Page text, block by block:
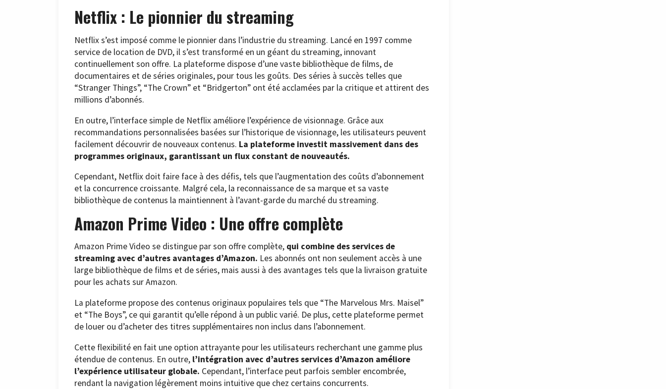
Netflix : Le pionnier du streaming
Netflix s’est imposé comme le pionnier dans l’industrie du streaming. Lancé en 1997 comme
service de location de DVD, il s’est transformé en un géant du streaming, innovant
continuellement son offre. La plateforme dispose d’une vaste bibliothèque de films, de
documentaires et de séries originales, pour tous les goûts. Des séries à succès telles que
“Stranger Things”, “The Crown” et “Bridgerton” ont été acclamées par la critique et attirent des
millions d’abonnés.
En outre, l’interface simple de Netflix améliore l’expérience de visionnage. Grâce aux
recommandations personnalisées basées sur l’historique de visionnage, les utilisateurs peuvent
facilement découvrir de nouveaux contenus. La plateforme investit massivement dans des
programmes originaux, garantissant un flux constant de nouveautés.
Cependant, Netflix doit faire face à des défis, tels que l’augmentation des coûts d’abonnement
et la concurrence croissante. Malgré cela, la reconnaissance de sa marque et sa vaste
bibliothèque de contenus la maintiennent à l’avant-garde du marché du streaming.
Amazon Prime Video : Une offre complète
Amazon Prime Video se distingue par son offre complète, qui combine des services de
streaming avec d’autres avantages d’Amazon. Les abonnés ont non seulement accès à une
large bibliothèque de films et de séries, mais aussi à des avantages tels que la livraison gratuite
pour les achats sur Amazon.
La plateforme propose des contenus originaux populaires tels que “The Marvelous Mrs. Maisel”
et “The Boys”, ce qui garantit qu’elle répond à un public varié. De plus, cette plateforme permet
de louer ou d’acheter des titres supplémentaires non inclus dans l’abonnement.
Cette flexibilité en fait une option attrayante pour les utilisateurs recherchant une gamme plus
étendue de contenus. En outre, l’intégration avec d’autres services d’Amazon améliore
l’expérience utilisateur globale. Cependant, l’interface peut parfois sembler encombrée,
rendant la navigation légèrement moins intuitive que chez certains concurrents.